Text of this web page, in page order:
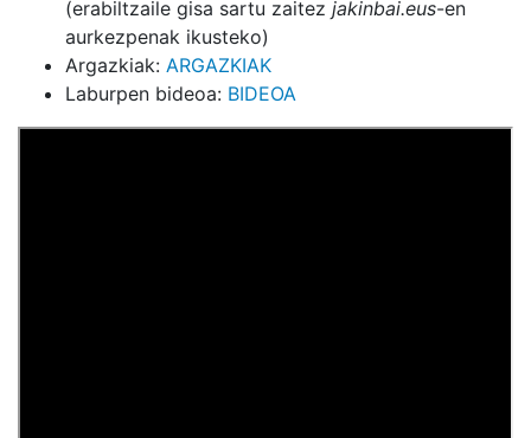
(erabiltzaile gisa sartu zaitez jakinbai.eus-en
aurkezpenak ikusteko)
Argazkiak: ARGAZKIAK
Laburpen bideoa: BIDEOA